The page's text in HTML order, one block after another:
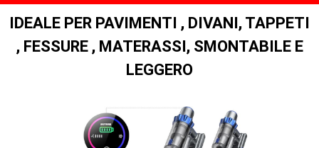
IDEALE PER PAVIMENTI , DIVANI, TAPPETI
, FESSURE , MATERASSI, SMONTABILE E
LEGGERO